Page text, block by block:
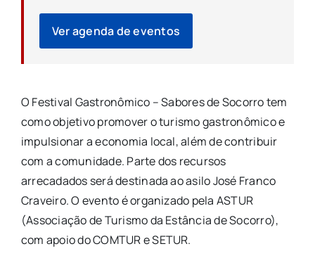
Ver agenda de eventos
O Festival Gastronômico – Sabores de Socorro tem
como objetivo promover o turismo gastronômico e
impulsionar a economia local, além de contribuir
com a comunidade. Parte dos recursos
arrecadados será destinada ao asilo José Franco
Craveiro. O evento é organizado pela ASTUR
(Associação de Turismo da Estância de Socorro),
com apoio do COMTUR e SETUR.